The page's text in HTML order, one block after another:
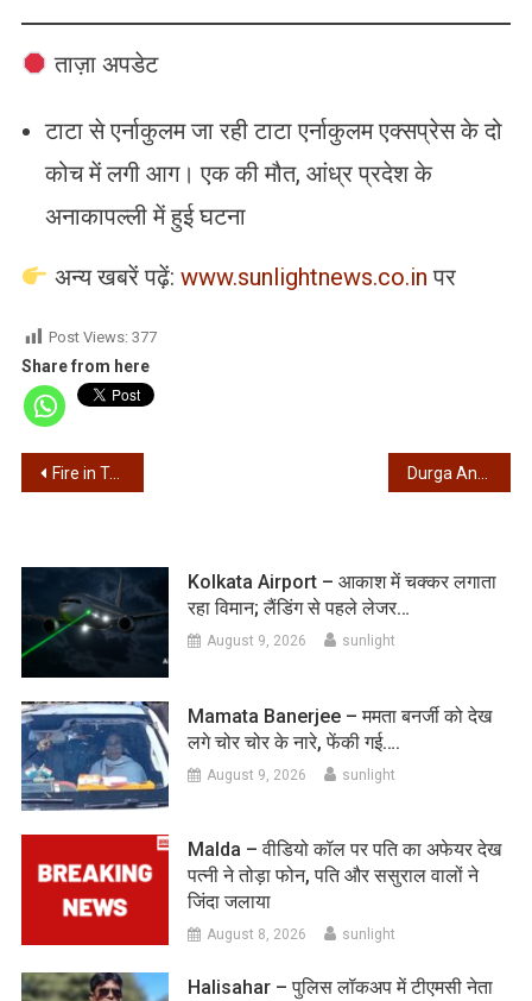
ताज़ा अपडेट
टाटा से एर्नाकुलम जा रही टाटा एर्नाकुलम एक्सप्रेस के दो
कोच में लगी आग। एक की मौत, आंध्र प्रदेश के
अनाकापल्ली में हुई घटना
अन्य खबरें पढ़ें: www.sunlightnews.co.in पर
Post Views: 377
Share from here
Post
Fire in Tatanagar-Ernakulam Express – टाटानगर-एर्नाकुलम एक्सप्रेस ट्रेन के दो डिब्बों में लगी आग, 1 की मौत
Kolkata Airport – आकाश में चक्कर लगाता
रहा विमान; लैंडिंग से पहले लेजर…
August 9, 2026 sunlight
Mamata Banerjee – ममता बनर्जी को देख
लगे चोर चोर के नारे, फेंकी गई….
August 9, 2026 sunlight
Malda – वीडियो कॉल पर पति का अफेयर देख
पत्नी ने तोड़ा फोन, पति और ससुराल वालों ने
जिंदा जलाया
August 8, 2026 sunlight
Halisahar – पुलिस लॉकअप में टीएमसी नेता